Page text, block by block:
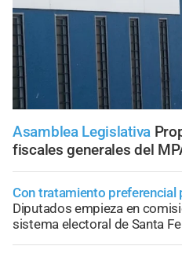
Asamblea Legislativa
fiscales generales del
Con tratamiento preferencial
Diputados empieza en
sistema electoral de Santa Fe